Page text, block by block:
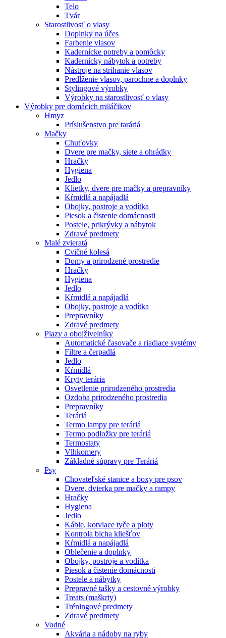
Telo
Tvár
Starostlivosť o vlasy
Doplnky na účes
Farbenie vlasov
Kadernícke potreby a pomôcky
Kadernícky nábytok a potreby
Nástroje na strihanie vlasov
Predĺženie vlasov, parochne a doplnky
Stylingové výrobky
Výrobky na starostlivosť o vlasy
Výrobky pre domácich miláčikov
Hmyz
Príslušenstvo pre taráriá
Mačky
Chuťovky
Dvere pre mačky, siete a ohrádky
Hračky
Hygiena
Jedlo
Klietky, dvere pre mačky a prepravníky
Kŕmidlá a napájadlá
Obojky, postroje a vodítka
Piesok a čistenie domácnosti
Postele, prikrývky a nábytok
Zdravé predmety
Malé zvieratá
Cvičné kolesá
Domy a prirodzené prostredie
Hračky
Hygiena
Jedlo
Kŕmidlá a napájadlá
Obojky, postroje a vodítka
Prepravníky
Zdravé predmety
Plazy a obojživelníky
Automatické časovače a riadiace systémy
Filtre a čerpadlá
Jedlo
Kŕmidlá
Kryty terária
Osvetlenie prirodzeného prostredia
Ozdoba prirodzeného prostredia
Prepravníky
Teráriá
Termo lampy pre teráriá
Termo podložky pre teráriá
Termostaty
Vlhkomery
Základné súpravy pre Teráriá
Psy
Chovateľské stanice a boxy pre psov
Dvere, dvierka pre mačky a rampy
Hračky
Hygiena
Jedlo
Káble, kotviace tyče a ploty
Kontrola blcha kliešťov
Kŕmidlá a napájadlá
Oblečenie a doplnky
Obojky, postroje a vodítka
Piesok a čistenie domácnosti
Postele a nábytky
Prepravné tašky a cestovné výrobky
Treats (maškrty)
Tréningové predmety
Zdravé predmety
Vodné
Akvária a nádoby na ryby